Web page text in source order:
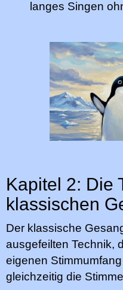
langes Singen
Kapitel 2: Die
klassischen
Der klassische
ausgefeilten Technik,
eigenen
gleichzeitig die